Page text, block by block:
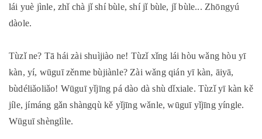
lái yuè jìnle, zhǐ chà jǐ shí bùle, shí jǐ bùle, jǐ bùle... Zhōngyú
dàole.
Tùzǐ ne? Tā hái zài shuìjiào ne! Tùzǐ xǐng lái hòu wǎng hòu yī
kàn, yí, wūguī zěnme bùjiànle? Zài wǎng qián yī kàn, āiyā,
bùdéliǎoliǎo! Wūguī yǐjīng pá dào dà shù dǐxiale. Tùzǐ yī kàn kě
jíle, jímáng gǎn shàngqù kě yǐjīng wǎnle, wūguī yǐjīng yíngle.
Wūguī shènglìle.